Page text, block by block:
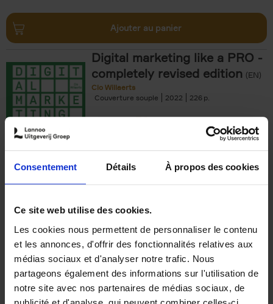
Consentement Détails À propos des cookies
Ce site web utilise des cookies.
Les cookies nous permettent de personnaliser le contenu
et les annonces, d'offrir des fonctionnalités relatives aux
médias sociaux et d'analyser notre trafic. Nous
partageons également des informations sur l'utilisation de
notre site avec nos partenaires de médias sociaux, de
Ajouter au panier
Digital marketing like a PRO -
completely revised edition (EN)
Clo Willaerts
Couverture souple
2022 226
€35,50
The Offer You Can't
Refuse
Steven Van Belleghem
Couverture souple
2020 256
50